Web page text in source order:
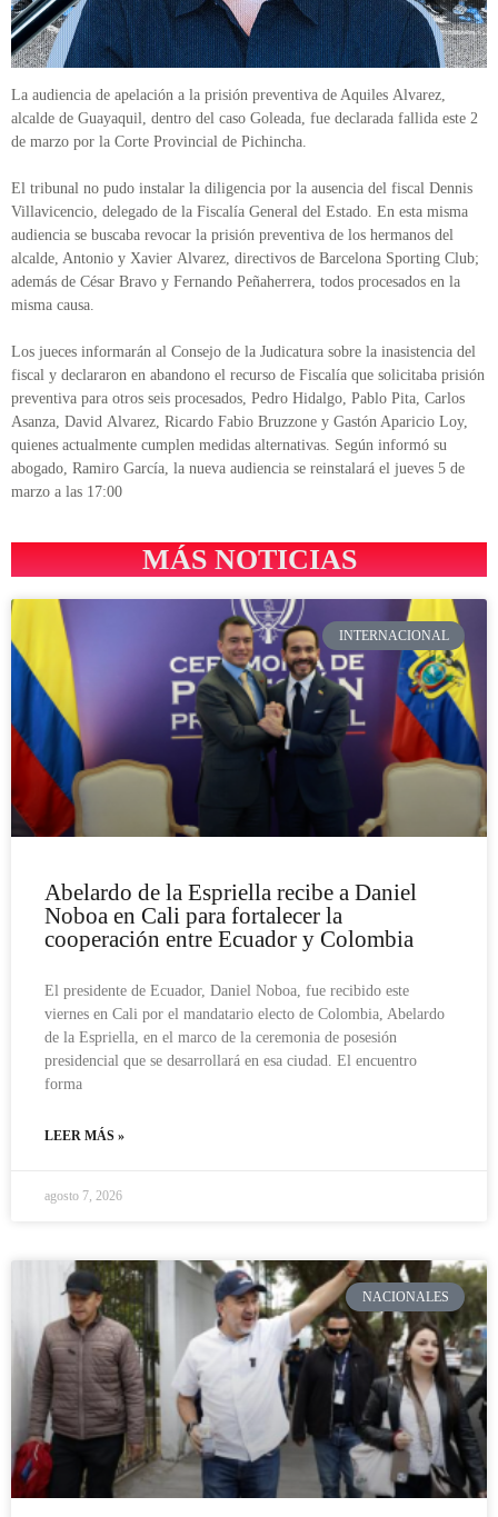
La audiencia de apelación a la prisión preventiva de Aquiles Alvarez,
alcalde de Guayaquil, dentro del caso Goleada, fue declarada fallida este 2
de marzo por la Corte Provincial de Pichincha.
El tribunal no pudo instalar la diligencia por la ausencia del fiscal Dennis
Villavicencio, delegado de la Fiscalía General del Estado. En esta misma
audiencia se buscaba revocar la prisión preventiva de los hermanos del
alcalde, Antonio y Xavier Alvarez, directivos de Barcelona Sporting Club;
además de César Bravo y Fernando Peñaherrera, todos procesados en la
misma causa.
Los jueces informarán al Consejo de la Judicatura sobre la inasistencia del
fiscal y declararon en abandono el recurso de Fiscalía que solicitaba prisión
preventiva para otros seis procesados, Pedro Hidalgo, Pablo Pita, Carlos
Asanza, David Alvarez, Ricardo Fabio Bruzzone y Gastón Aparicio Loy,
quienes actualmente cumplen medidas alternativas. Según informó su
abogado, Ramiro García, la nueva audiencia se reinstalará el jueves 5 de
marzo a las 17:00
MÁS NOTICIAS
INTERNACIONAL
Abelardo de la Espriella recibe a Daniel
Noboa en Cali para fortalecer la
cooperación entre Ecuador y Colombia
El presidente de Ecuador, Daniel Noboa, fue recibido este
viernes en Cali por el mandatario electo de Colombia, Abelardo
de la Espriella, en el marco de la ceremonia de posesión
presidencial que se desarrollará en esa ciudad. El encuentro
forma
LEER MÁS »
agosto 7, 2026
NACIONALES